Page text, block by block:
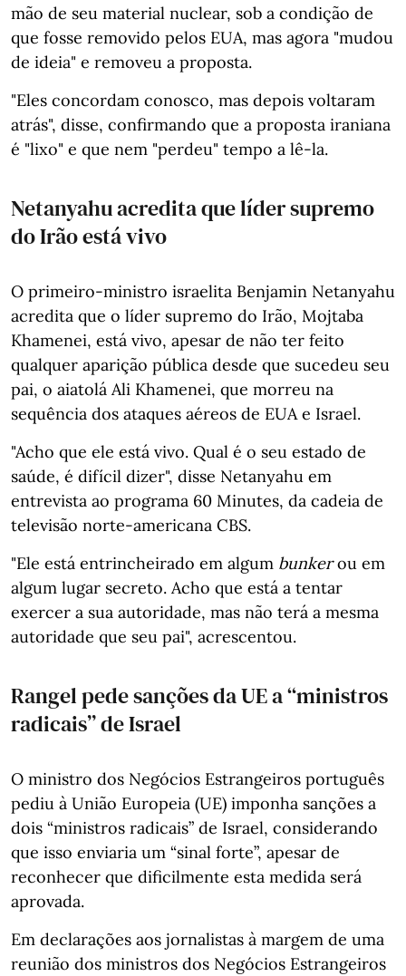
mão de seu material nuclear, sob a condição de
que fosse removido pelos EUA, mas agora "mudou
de ideia" e removeu a proposta.
"Eles concordam conosco, mas depois voltaram
atrás", disse, confirmando que a proposta iraniana
é "lixo" e que nem "perdeu" tempo a lê-la.
Netanyahu acredita que líder supremo
do Irão está vivo
O primeiro-ministro israelita Benjamin Netanyahu
acredita que o líder supremo do Irão, Mojtaba
Khamenei, está vivo, apesar de não ter feito
qualquer aparição pública desde que sucedeu seu
pai, o aiatolá Ali Khamenei, que morreu na
sequência dos ataques aéreos de EUA e Israel.
"Acho que ele está vivo. Qual é o seu estado de
saúde, é difícil dizer", disse Netanyahu em
entrevista ao programa 60 Minutes, da cadeia de
televisão norte-americana CBS.
"Ele está entrincheirado em algum bunkerou em
algum lugar secreto. Acho que está a tentar
exercer a sua autoridade, mas não terá a mesma
autoridade que seu pai", acrescentou.
Rangel pede sanções da UE a “ministros
radicais” de Israel
O ministro dos Negócios Estrangeiros português
pediu à União Europeia (UE) imponha sanções a
dois “ministros radicais” de Israel, considerando
que isso enviaria um “sinal forte”, apesar de
reconhecer que dificilmente esta medida será
aprovada.
Em declarações aos jornalistas à margem de uma
reunião dos ministros dos Negócios Estrangeiros